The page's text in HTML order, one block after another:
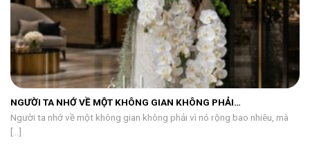
NGƯỜI TA NHỚ VỀ MỘT KHÔNG GIAN KHÔNG PHẢI…
Người ta nhớ về một không gian không phải vì nó rộng bao nhiêu, mà
[...]